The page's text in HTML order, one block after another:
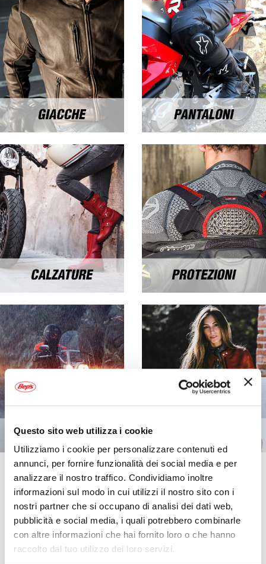
Questo sito web utilizza i cookie
Utilizziamo i cookie per personalizzare contenuti ed
annunci, per fornire funzionalità dei social media e per
analizzare il nostro traffico. Condividiamo inoltre
informazioni sul modo in cui utilizzi il nostro sito con i
nostri partner che si occupano di analisi dei dati web,
pubblicità e social media, i quali potrebbero combinarle
con altre informazioni che hai fornito loro o che hanno
raccolto dal tuo utilizzo dei loro servizi.
Ordina per
Imposta
direzione
decrescente